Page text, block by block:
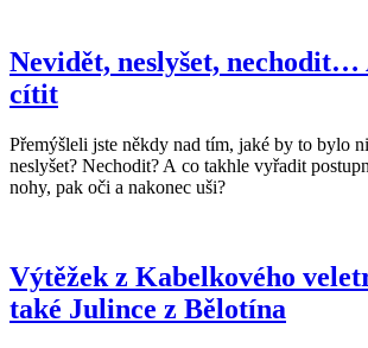
Nevidět, neslyšet, nechodit…
cítit
Přemýšleli jste někdy nad tím, jaké by to bylo
neslyšet? Nechodit? A co takhle vyřadit
nohy, pak oči a nakonec uši?
Výtěžek z Kabelkového
také Julince z Bělotína